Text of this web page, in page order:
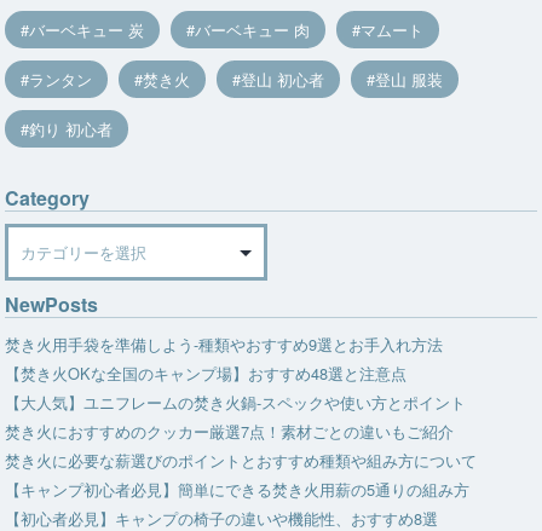
バーベキュー 炭 バーベキュー 肉 マムート
ランタン 焚き火 登山 初心者 登山 服装
釣り 初心者
Category
Category
NewPosts
焚き火用手袋を準備しよう-種類やおすすめ9選とお手入れ方法
【焚き火OKな全国のキャンプ場】おすすめ48選と注意点
【大人気】ユニフレームの焚き火鍋-スペックや使い方とポイント
焚き火におすすめのクッカー厳選7点！素材ごとの違いもご紹介
焚き火に必要な薪選びのポイントとおすすめ種類や組み方について
【キャンプ初心者必見】簡単にできる焚き火用薪の5通りの組み方
【初心者必見】キャンプの椅子の違いや機能性、おすすめ8選